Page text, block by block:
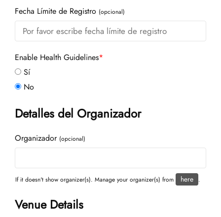
Fecha Límite de Registro (opcional)
Enable Health Guidelines*
Sí
No
Detalles del Organizador
Organizador (opcional)
If it doesn't show organizer(s). Manage your organizer(s) from here .
Venue Details